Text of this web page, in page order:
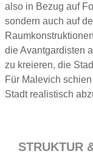
also in Bezug auf
sondern auch auf
die Avantgardisten
zu kreieren, die
Für Malevich
Stadt realistisch
STRUKTUR